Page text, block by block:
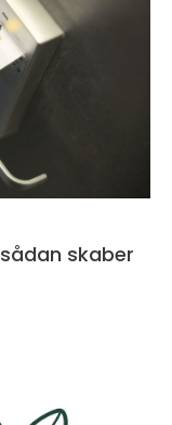
skaber